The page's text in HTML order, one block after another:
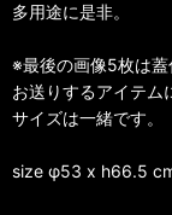
多用途に是非。
※最後の画像5枚は蓋
お送りするアイテム
サイズは一緒です。
size φ53 x h66.5